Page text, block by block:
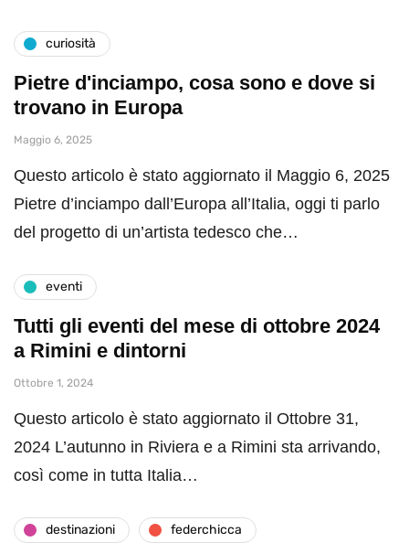
curiosità
Pietre d'inciampo, cosa sono e dove si
trovano in Europa
Maggio 6, 2025
Questo articolo è stato aggiornato il Maggio 6, 2025
Pietre d’inciampo dall’Europa all’Italia, oggi ti parlo
del progetto di un’artista tedesco che…
eventi
Tutti gli eventi del mese di ottobre 2024
a Rimini e dintorni
Ottobre 1, 2024
Questo articolo è stato aggiornato il Ottobre 31,
2024 L’autunno in Riviera e a Rimini sta arrivando,
così come in tutta Italia…
destinazioni federchicca